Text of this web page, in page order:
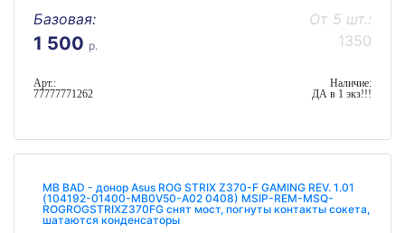
Базовая:
1 500 р.
От 5 шт.:
1350
Арт.:
77777771262
Наличие:
ДА в 1 экз!!!
MB BAD - донор Asus ROG STRIX Z370-F GAMING REV. 1.01
(104192-01400-MB0V50-A02 0408) MSIP-REM-MSQ-
ROGROGSTRIXZ370FG снят мост, погнуты контакты сокета,
шатаются конденсаторы